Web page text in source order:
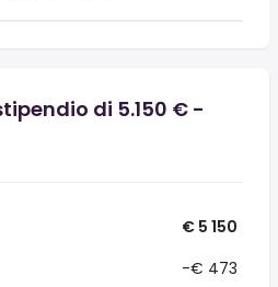
di 5.150 € -
€ 5 150
-€ 473